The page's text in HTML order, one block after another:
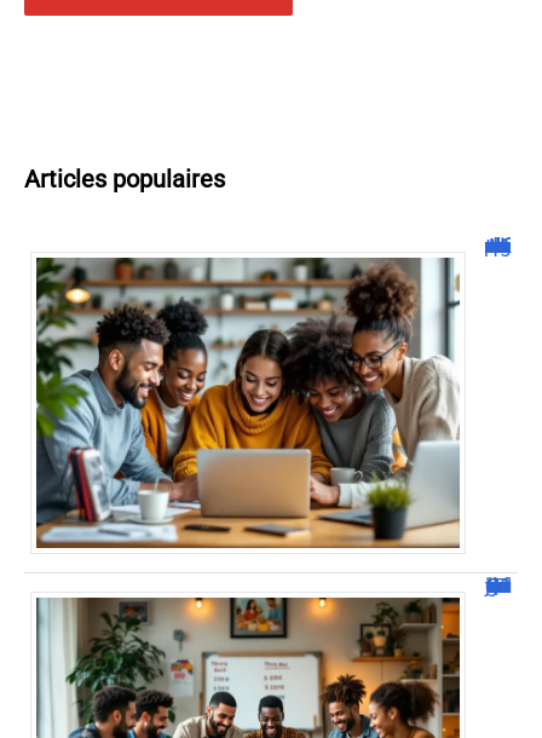
Articles populaires
Malgrim com : tout ce que vous devez savoir sur la plateforme !
JetPunk : Quiz et jeux de culture générale